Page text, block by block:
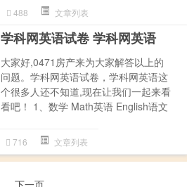
488 文章列表
学科网英语试卷 学科网英语
大家好,0471房产来为大家解答以上的
问题。学科网英语试卷，学科网英语这
个很多人还不知道,现在让我们一起来看
看吧！ 1、数学 Math英语 English语文
716 文章列表